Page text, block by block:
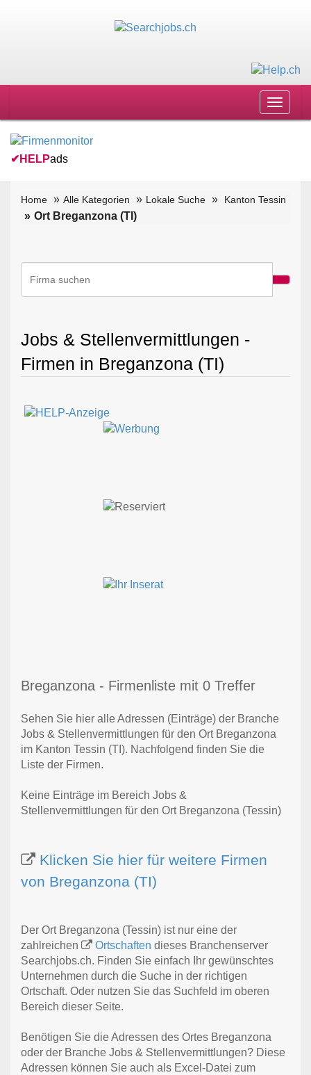
Toggle
✔ HELPads
Home Alle Kategorien Lokale Suche Kanton Tessin
Ort Breganzona (TI)
Jobs & Stellenvermittlungen -
Firmen in Breganzona (TI)
Breganzona - Firmenliste mit 0 Treffer
Sehen Sie hier alle Adressen (Einträge) der Branche
Jobs & Stellenvermittlungen für den Ort Breganzona
im Kanton Tessin (TI). Nachfolgend finden Sie die
Liste der Firmen.
Keine Einträge im Bereich Jobs &
Stellenvermittlungen für den Ort Breganzona (Tessin)
Klicken Sie hier für weitere Firmen
von Breganzona (TI)
Der Ort Breganzona (Tessin) ist nur eine der
zahlreichen
Ortschaften dieses Branchenserver
Searchjobs.ch. Finden Sie einfach Ihr gewünschtes
Unternehmen durch die Suche in der richtigen
Ortschaft. Oder nutzen Sie das Suchfeld im oberen
Bereich dieser Seite.
Benötigen Sie die Adressen des Ortes Breganzona
oder der Branche Jobs & Stellenvermittlungen? Diese
Adressen können Sie auch als Excel-Datei zum